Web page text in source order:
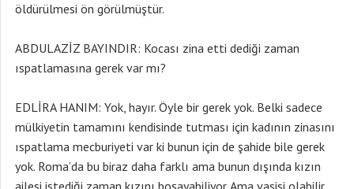
öldürülmesi ön görülmüştür.
ABDULAZİZ BAYINDIR: Kocası zina etti dediği zaman
ıspatlamasına gerek var mı?
EDLİRA HANIM: Yok, hayır. Öyle bir gerek yok. Belki sadece
mülkiyetin tamamını kendisinde tutması için kadının zinasını
ıspatlama mecburiyeti var ki bunun için de şahide bile gerek
yok. Roma’da bu biraz daha farklı ama bunun dışında kızın
ailesi istediği zaman kızını boşayabiliyor. Ama vasisi olabilir,